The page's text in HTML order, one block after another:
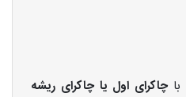
باچاکرای اول یا چاکرای ریشه